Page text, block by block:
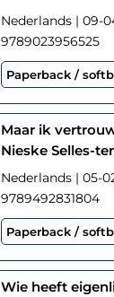
Nederlands | 09-
9789023956525
Paperback /
Maar ik
Nieske Selles-
Nederlands | 05-
9789492831804
Paperback /
Wie heeft